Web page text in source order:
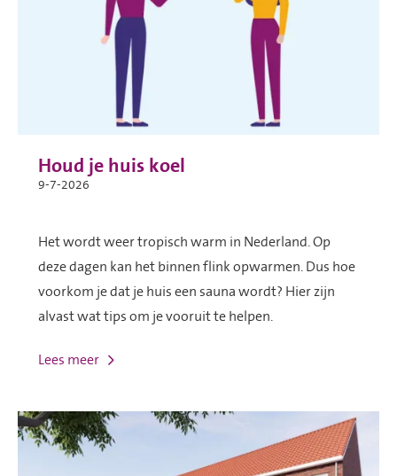
Houd je huis koel
9-7-2026
Het wordt weer tropisch warm in Nederland. Op
deze dagen kan het binnen flink opwarmen. Dus hoe
voorkom je dat je huis een sauna wordt? Hier zijn
alvast wat tips om je vooruit te helpen.
Lees meer